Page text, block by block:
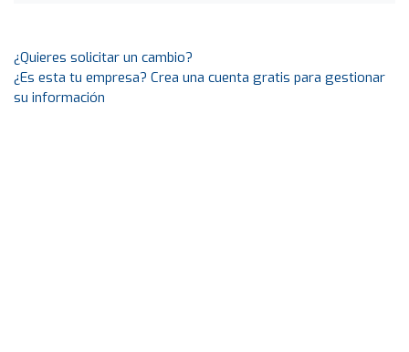
¿Quieres solicitar un cambio?
¿Es esta tu empresa? Crea una cuenta gratis para gestionar
su información